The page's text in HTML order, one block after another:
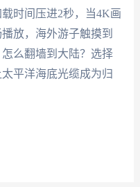
时间压进2秒，当4K画
放，海外游子触摸到
么翻墙到大陆？选择
平洋海底光缆成为归